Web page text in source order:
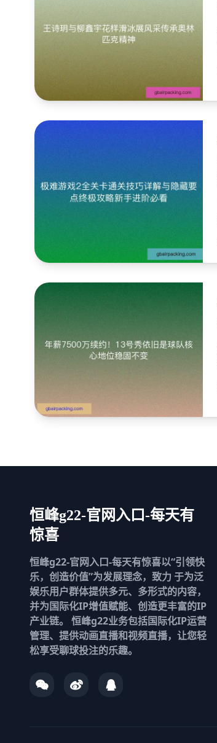
恒峰g22-官网入口-每天有
惊喜
恒峰g22-官网入口-每天有惊喜以“引领快
乐，创造价值”为发展理念，致力 于为泛
娱乐用户群体提供多元、多形式的内容，
并为国际化IP增值赋能、创造更丰富的IP
产业链。 恒峰g22业务包括国际化IP运营
管理、提供动画直播和视频直播，让您轻
松享受聊球投注的乐趣。